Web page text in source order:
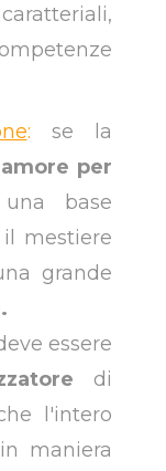
: se la
per
base
il mestiere
grande
essere
di
l'intero
maniera